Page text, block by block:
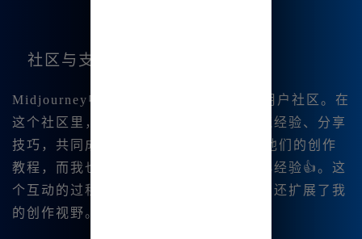
社区与支持
Midjourney中文版的背后有一个庞大的用户社区。在
这个社区里，我可以与志同道合的人交流经验、分享
技巧，共同成长。有人会在论坛上分 享他们的创作
教程，而我也乐于分享我在使用中的小经验👍。这
个互动的过程不仅增加了我的技术能力，还扩展了我
的创作视野。